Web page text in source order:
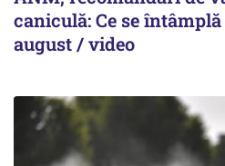
caniculă: Ce se
august / video